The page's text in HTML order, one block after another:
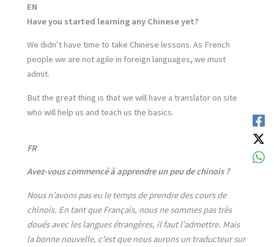
EN
Have you started learning any Chinese yet?
We didn’t have time to take Chinese lessons. As French
people we are not agile in foreign languages, we must
admit.
But the great thing is that we will have a translator on site
who will help us and teach us the basics.
FR
Avez-vous commencé à apprendre un peu de chinois ?
Nous n’avons pas eu le temps de prendre des cours de
chinois. En tant que Français, nous ne sommes pas très
doués avec les langues étrangères, il faut l’admettre. Mais
la bonne nouvelle, c’est que nous aurons un traducteur sur